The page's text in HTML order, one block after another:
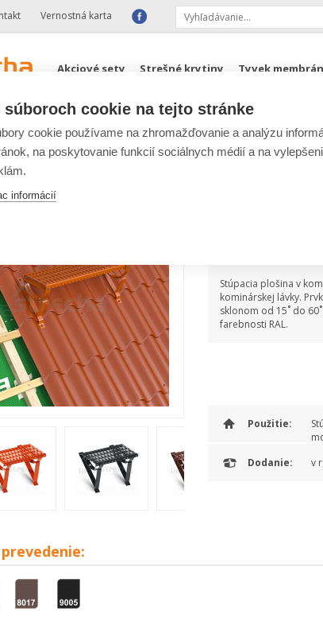
Vernostná karta
Akciové sety Strešné krytiny Tyvek
Odkvapové systémy KJG, ZENIT Podkrovné
Stúpacia plošina v
kominárskej lávky.
sklonom od 15˚ do
farebnosti RAL.
Použitie:
Dodanie: v
súboroch cookie na tejto stránke
cookie používame na zhromažďovanie a analýzu
na poskytovanie funkcií sociálnych médií a na
informácií